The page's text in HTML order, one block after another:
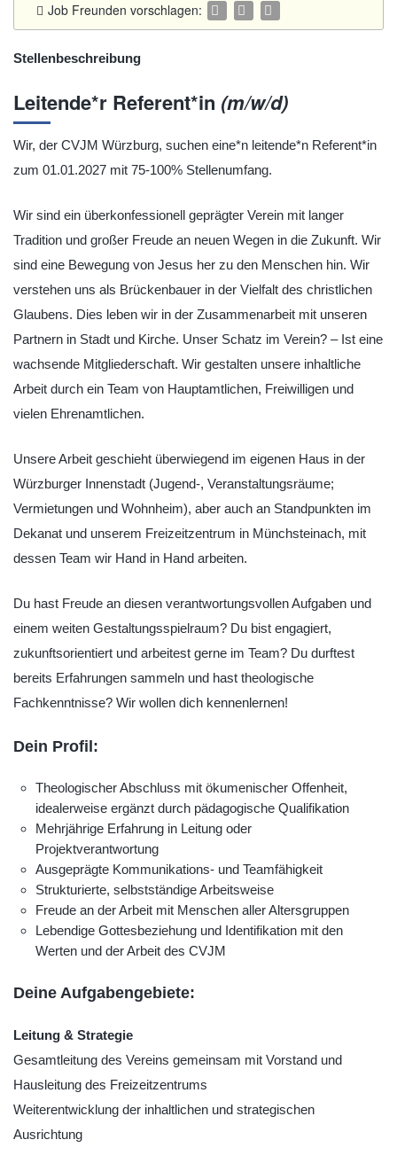
Job Freunden vorschlagen:
Stellenbeschreibung
Leitende*r Referent*in (m/w/d)
Wir, der CVJM Würzburg, suchen eine*n leitende*n Referent*in
zum 01.01.2027 mit 75-100% Stellenumfang.
Wir sind ein überkonfessionell geprägter Verein mit langer
Tradition und großer Freude an neuen Wegen in die Zukunft. Wir
sind eine Bewegung von Jesus her zu den Menschen hin. Wir
verstehen uns als Brückenbauer in der Vielfalt des christlichen
Glaubens. Dies leben wir in der Zusammenarbeit mit unseren
Partnern in Stadt und Kirche. Unser Schatz im Verein? – Ist eine
wachsende Mitgliederschaft. Wir gestalten unsere inhaltliche
Arbeit durch ein Team von Hauptamtlichen, Freiwilligen und
vielen Ehrenamtlichen.
Unsere Arbeit geschieht überwiegend im eigenen Haus in der
Würzburger Innenstadt (Jugend-, Veranstaltungsräume;
Vermietungen und Wohnheim), aber auch an Standpunkten im
Dekanat und unserem Freizeitzentrum in Münchsteinach, mit
dessen Team wir Hand in Hand arbeiten.
Du hast Freude an diesen verantwortungsvollen Aufgaben und
einem weiten Gestaltungsspielraum? Du bist engagiert,
zukunftsorientiert und arbeitest gerne im Team? Du durftest
bereits Erfahrungen sammeln und hast theologische
Fachkenntnisse? Wir wollen dich kennenlernen!
Dein Profil:
Theologischer Abschluss mit ökumenischer Offenheit,
idealerweise ergänzt durch pädagogische Qualifikation
Mehrjährige Erfahrung in Leitung oder
Projektverantwortung
Ausgeprägte Kommunikations- und Teamfähigkeit
Strukturierte, selbstständige Arbeitsweise
Freude an der Arbeit mit Menschen aller Altersgruppen
Lebendige Gottesbeziehung und Identifikation mit den
Werten und der Arbeit des CVJM
Deine Aufgabengebiete:
Leitung & Strategie
Gesamtleitung des Vereins gemeinsam mit Vorstand und
Hausleitung des Freizeitzentrums
Weiterentwicklung der inhaltlichen und strategischen
Ausrichtung